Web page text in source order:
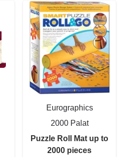
Eurographics
2000 Palat
Puzzle Roll Mat up to
2000 pieces